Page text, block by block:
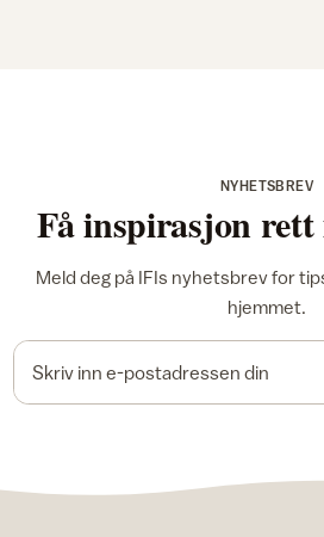
NYHETSBREV
Få inspirasjon
Meld deg på IFIs nyhetsbrev for
hjemmet.